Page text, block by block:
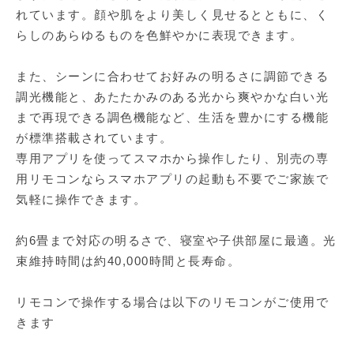
れています。顔や肌をより美しく見せるとともに、く
らしのあらゆるものを色鮮やかに表現できます。
また、シーンに合わせてお好みの明るさに調節できる
調光機能と、あたたかみのある光から爽やかな白い光
まで再現できる調色機能など、生活を豊かにする機能
が標準搭載されています。
専用アプリを使ってスマホから操作したり、別売の専
用リモコンならスマホアプリの起動も不要でご家族で
気軽に操作できます。
約6畳まで対応の明るさで、寝室や子供部屋に最適。光
束維持時間は約40,000時間と長寿命。
リモコンで操作する場合は以下のリモコンがご使用で
きます